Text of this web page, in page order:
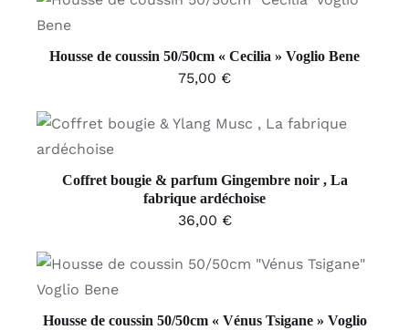
AJOUTER AU PANIER
/
DÉTAILS
Housse de coussin 50/50cm « Cecilia » Voglio Bene
75,00 €
AJOUTER AU PANIER
/
DÉTAILS
Coffret bougie & parfum Gingembre noir , La
fabrique ardéchoise
36,00 €
AJOUTER AU PANIER
/
DÉTAILS
Housse de coussin 50/50cm « Vénus Tsigane » Voglio